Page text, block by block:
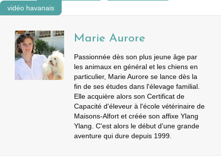
vidéo havanais
Marie Aurore
Passionnée dès son plus jeune âge par
les animaux en général et les chiens en
particulier, Marie Aurore se lance dès la
fin de ses études dans l'élevage familial.
Elle acquière alors son Certificat de
Capacité d'éleveur à l'école vétérinaire de
Maisons-Alfort et créée son affixe Ylang
Ylang. C'est alors le début d'une grande
aventure qui dure depuis 1999.